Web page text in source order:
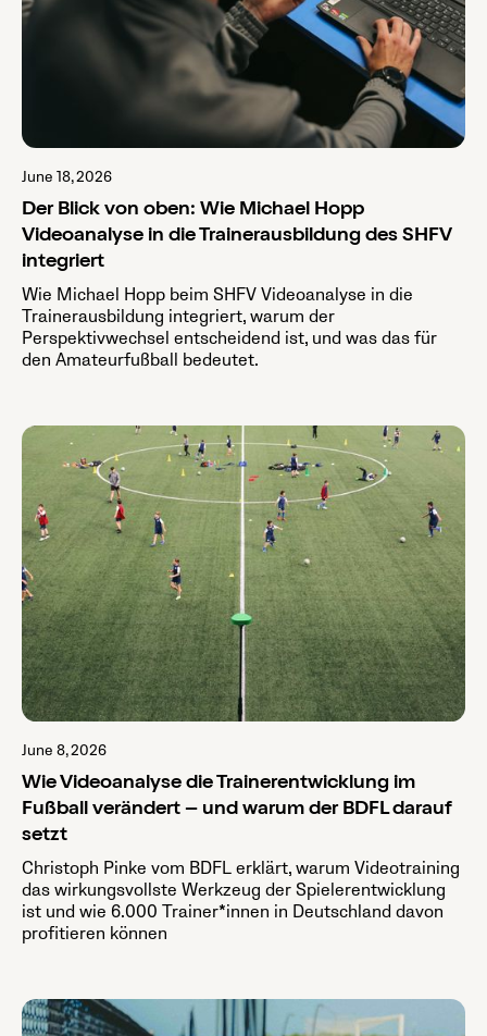
June 18, 2026
Der Blick von oben: Wie Michael Hopp
Videoanalyse in die Trainerausbildung des SHFV
integriert
Wie Michael Hopp beim SHFV Videoanalyse in die
Trainerausbildung integriert, warum der
Perspektivwechsel entscheidend ist, und was das für
den Amateurfußball bedeutet.
June 8, 2026
Wie Videoanalyse die Trainerentwicklung im
Fußball verändert – und warum der BDFL darauf
setzt
Christoph Pinke vom BDFL erklärt, warum Videotraining
das wirkungsvollste Werkzeug der Spielerentwicklung
ist und wie 6.000 Trainer*innen in Deutschland davon
profitieren können